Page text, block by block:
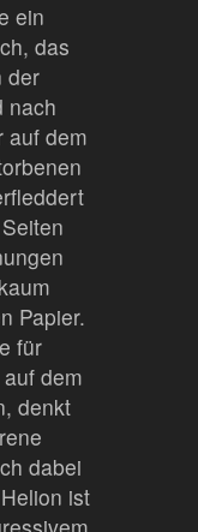
ein
das
der
nach
auf dem
Papier.
für
dem
denkt
dabei
ist